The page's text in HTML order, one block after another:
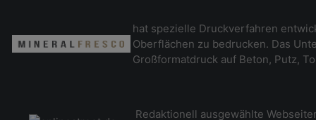
hat spezielle Druckverfahren
Oberflächen zu bedrucken. Das
Großformatdruck auf Beton, Putz,
Redaktionell ausgewählte